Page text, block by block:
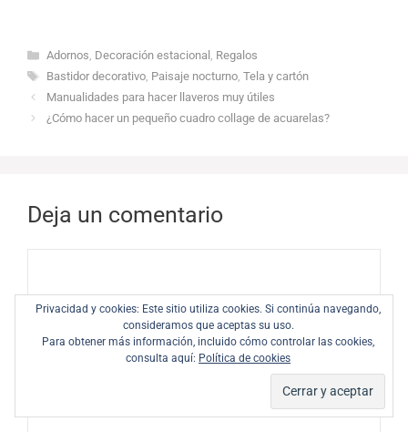
Categorías
Adornos, Decoración estacional , Regalos
Etiquetas
Bastidor decorativo, Paisaje nocturno, Tela y cartón
Manualidades para hacer llaveros muy útiles
¿Cómo hacer un pequeño cuadro collage de acuarelas?
Deja un comentario
Privacidad y cookies: Este sitio utiliza cookies. Si continúa navegando,
consideramos que aceptas su uso.
Para obtener más información, incluido cómo controlar las cookies,
consulta aquí: Política de cookies